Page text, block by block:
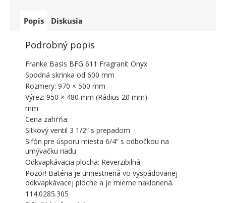
Popis Diskusia
Podrobný popis
Franke Basis BFG 611 Fragranit Onyx
Spodná skrinka od 600 mm
Rozmery: 970 × 500 mm
Výrez: 950 × 480 mm (Rádius 20 mm)
mm
Cena zahŕňa:
Sitkový ventil 3 1/2“ s prepadom
Sifón pre úsporu miesta 6/4“ s odbočkou na
umývačku riadu
Odkvapkávacia plocha: Reverzibilná
Pozor! Batéria je umiestnená vo vyspádovanej
odkvapkávacej ploche a je mierne naklonená.
114.0285.305